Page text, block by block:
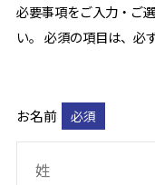
必要事項をご入力・ご
い。 必須の項目は、必
お名前 必須